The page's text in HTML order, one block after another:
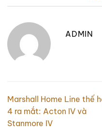
ADMIN
Marshall Home Line thế
4 ra mắt: Acton IV và
Stanmore IV